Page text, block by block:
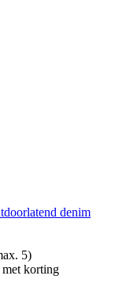
denim
5)
korting